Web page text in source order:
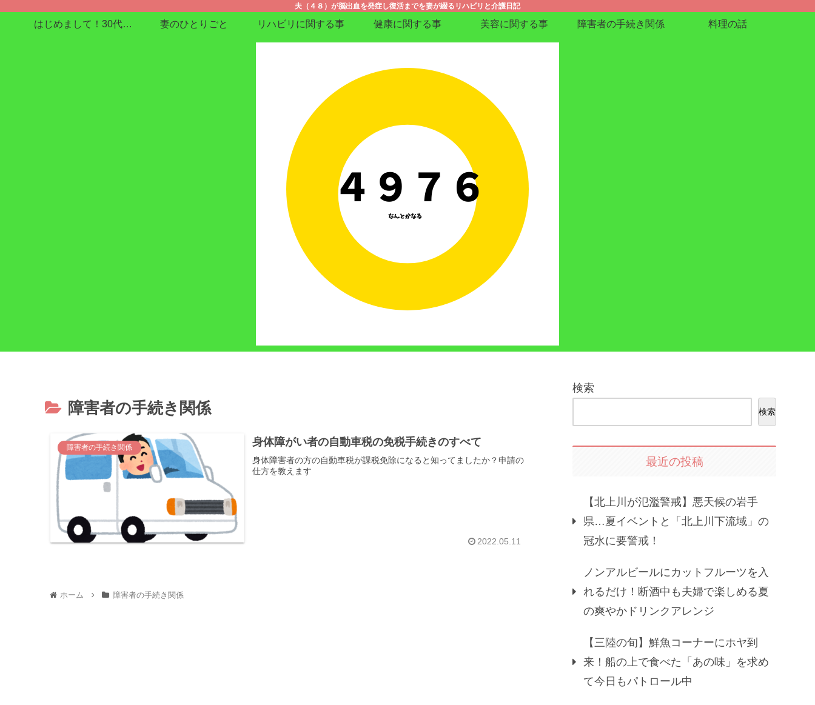
夫（４８）が脳出血を発症し復活までを妻が綴るリハビリと介護日記
はじめまして！30代で在宅介護enjoyしてます 妻のひとりごと リハビリに関する事 健康に関する事 美容に関する事 障害者の手続き関係 料理の話
障害者の手続き関係
障害者の手続き関係 身体障がい者の自動車税の免税手続きのすべて
身体障害者の方の自動車税が課税免除になると知ってましたか？申請の
仕方を教えます
2022.05.11
ホーム 障害者の手続き関係
検索
検索
最近の投稿
【北上川が氾濫警戒】悪天候の岩手
県…夏イベントと「北上川下流域」の
冠水に要警戒！
ノンアルビールにカットフルーツを入
れるだけ！断酒中も夫婦で楽しめる夏
の爽やかドリンクアレンジ
【三陸の旬】鮮魚コーナーにホヤ到
来！船の上で食べた「あの味」を求め
て今日もパトロール中